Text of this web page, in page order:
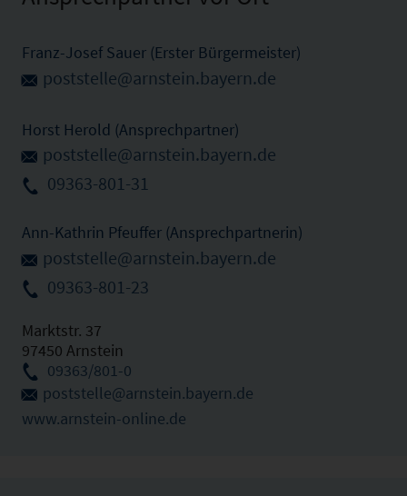
Franz-Josef Sauer (Erster Bürgermeister)
poststelle@arnstein.bayern.de
Horst Herold (Ansprechpartner)
poststelle@arnstein.bayern.de
09363-801-31
Ann-Kathrin Pfeuffer (Ansprechpartnerin)
poststelle@arnstein.bayern.de
09363-801-23
Marktstr. 37
97450 Arnstein
09363/801-0
poststelle@arnstein.bayern.de
www.arnstein-online.de